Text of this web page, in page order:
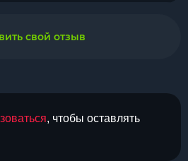
, чтобы оставлять
свой отзыв